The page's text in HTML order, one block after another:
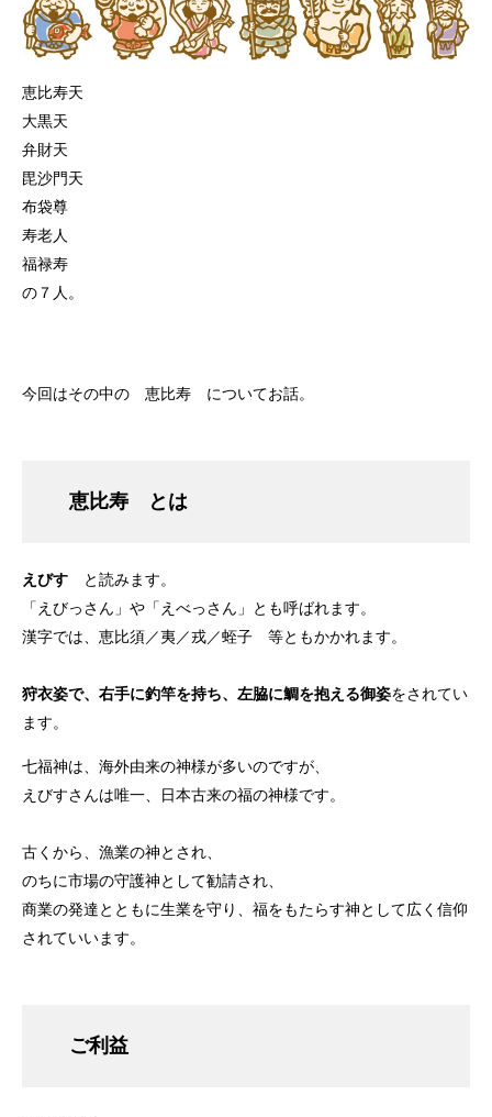
恵比寿天
大黒天
弁財天
毘沙門天
布袋尊
寿老人
福禄寿
の７人。
今回はその中の 恵比寿 についてお話。
恵比寿 とは
えびす と読みます。
「えびっさん」や「えべっさん」とも呼ばれます。
漢字では、恵比須／夷／戎／蛭子 等ともかかれます。
狩衣姿で、右手に釣竿を持ち、左脇に鯛を抱える御姿をされてい
ます。
七福神は、海外由来の神様が多いのですが、
えびすさんは唯一、日本古来の福の神様です。
古くから、漁業の神とされ、
のちに市場の守護神として勧請され、
商業の発達とともに生業を守り、福をもたらす神として広く信仰
されていいます。
ご利益